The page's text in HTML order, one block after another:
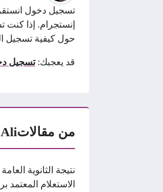
تسجيل دخول
إنستجرام. إذا
حول كيفية تسجيل
قد يعجبك:تسجيل
من مقالات
الاستعلام